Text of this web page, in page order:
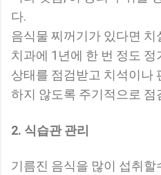
다.
음식물 찌꺼기가 있다면 치
치과에 1년에 한 번 정도
상태를 점검받고 치석이나
하지 않도록 주기적으로 점
2. 식습관 관리
기름진 음식을 많이 섭취